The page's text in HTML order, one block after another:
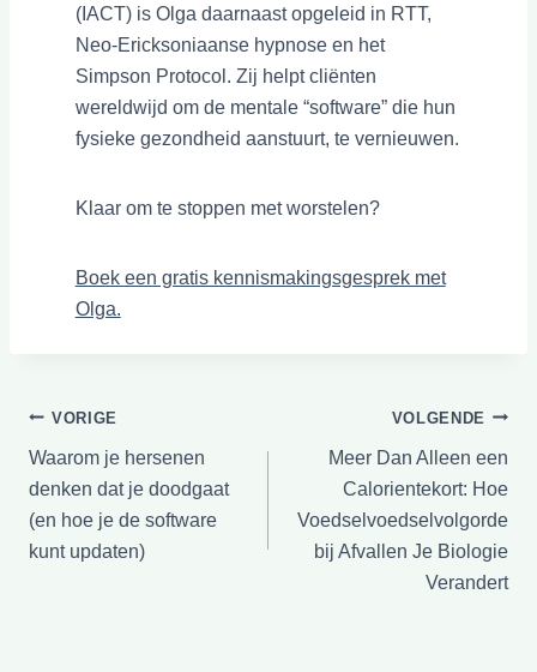
(IACT) is Olga daarnaast opgeleid in RTT,
Neo-Ericksoniaanse hypnose en het
Simpson Protocol. Zij helpt cliënten
wereldwijd om de mentale “software” die hun
fysieke gezondheid aanstuurt, te vernieuwen.
Klaar om te stoppen met worstelen?
Boek een gratis kennismakingsgesprek met
Olga.
Bericht
navigatie
VORIGE
Waarom je hersenen
denken dat je doodgaat
(en hoe je de software
kunt updaten)
VOLGENDE
Meer Dan Alleen een
Calorientekort: Hoe
Voedselvoedselvolgorde
bij Afvallen Je Biologie
Verandert